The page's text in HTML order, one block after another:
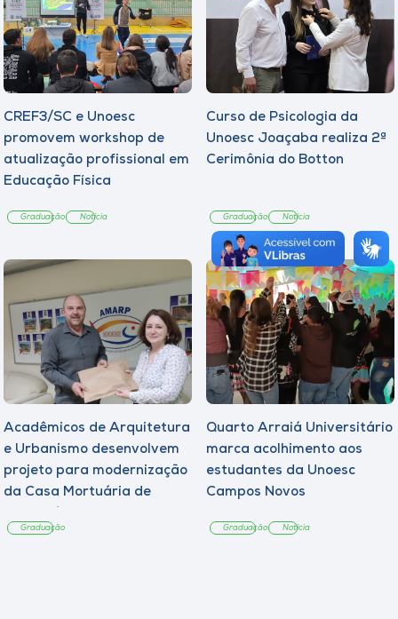
CREF3/SC e Unoesc
promovem workshop de
atualização profissional em
Educação Física
Graduação Notícia
Curso de Psicologia da
Unoesc Joaçaba realiza 2ª
Cerimônia do Botton
Graduação Notícia
Acadêmicos de Arquitetura
e Urbanismo desenvolvem
projeto para modernização
da Casa Mortuária de
Graduação
Quarto Arraiá Universitário
marca acolhimento aos
estudantes da Unoesc
Campos Novos
Graduação Notícia